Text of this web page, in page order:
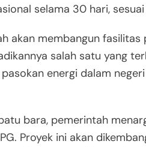
selama 30 hari,
akan membangun
salah satu yang
energi dalam
bara, pemerintah
Proyek ini akan